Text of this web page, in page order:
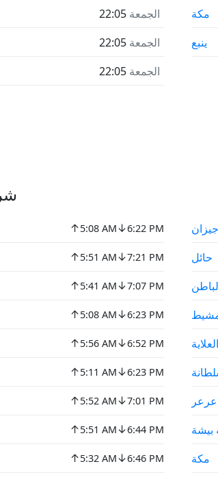
الجمعة 22:05
الجمعة 22:05
الجمعة 22:05
مكة
ينبع
↑5:08 AM↓6:22 PM
↑5:51 AM↓7:21 PM
↑5:41 AM↓7:07 PM
↑5:08 AM↓6:23 PM
↑5:56 AM↓6:52 PM
↑5:11 AM↓6:23 PM
↑5:52 AM↓7:01 PM
↑5:51 AM↓6:44 PM
↑5:32 AM↓6:46 PM
جيزان
حائل
عرعر
بيشة
مكة